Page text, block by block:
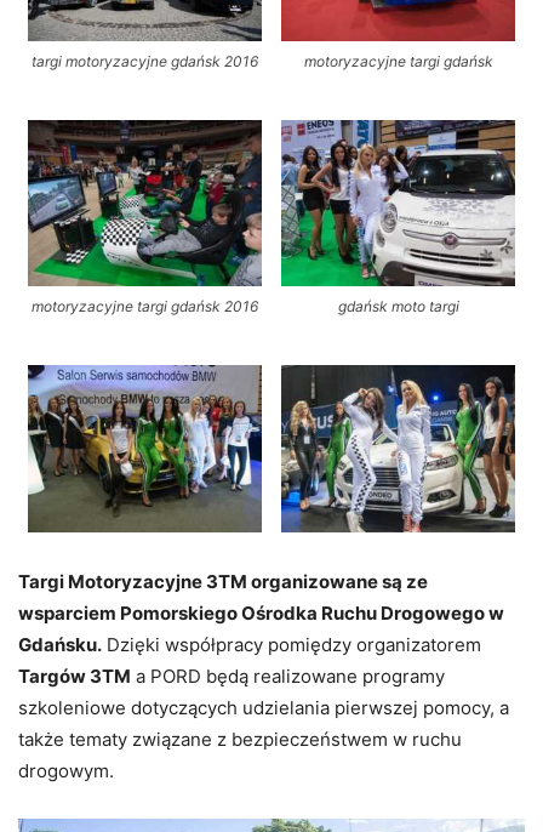
targi motoryzacyjne gdańsk 2016 motoryzacyjne targi gdańsk
motoryzacyjne targi gdańsk 2016 gdańsk moto targi
Targi Motoryzacyjne 3TM organizowane są ze
wsparciem Pomorskiego Ośrodka Ruchu Drogowego w
Gdańsku. Dzięki współpracy pomiędzy organizatorem
Targów 3TM a PORD będą realizowane programy
szkoleniowe dotyczących udzielania pierwszej pomocy, a
także tematy związane z bezpieczeństwem w ruchu
drogowym.